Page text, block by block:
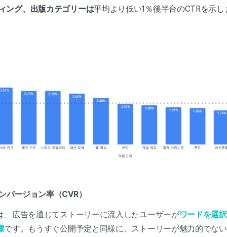
ング、出版カテゴリーは平均より低い1％後半台のCTRを示し
バージョン率（CVR）
広告を通じてストーリーに流入したユーザーがワードを選
です。もうすぐ公開予定と同様に、ストーリーが魅力的でな